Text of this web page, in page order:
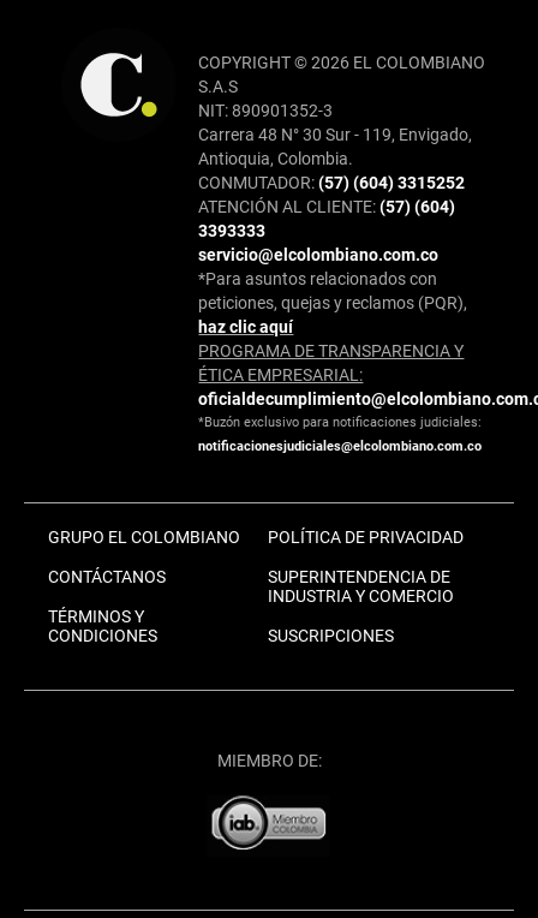
COPYRIGHT © 2026 EL COLOMBIANO
S.A.S
NIT: 890901352-3
Carrera 48 N° 30 Sur - 119, Envigado,
Antioquia, Colombia.
CONMUTADOR:(57) (604) 3315252
ATENCIÓN AL CLIENTE:(57) (604)
3393333
servicio@elcolombiano.com.co
*Para asuntos relacionados con
peticiones, quejas y reclamos (PQR),
haz clic aquí
PROGRAMA DE TRANSPARENCIA Y
ÉTICA EMPRESARIAL:
*Buzón exclusivo para notificaciones judiciales:
notificacionesjudiciales@elcolombiano.com.co
GRUPO EL COLOMBIANO
CONTÁCTANOS
TÉRMINOS Y
CONDICIONES
POLÍTICA DE PRIVACIDAD
SUPERINTENDENCIA DE
INDUSTRIA Y COMERCIO
SUSCRIPCIONES
MIEMBRO DE: